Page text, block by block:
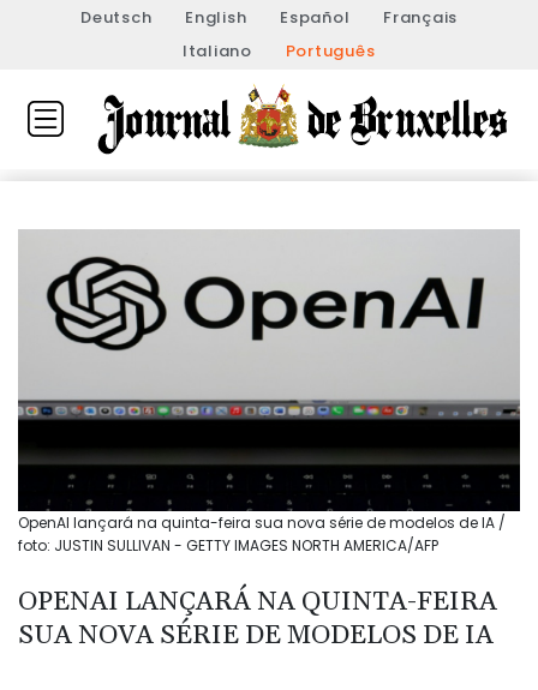
Deutsch English Español
Français
Italiano
Português
OpenAI lançará na quinta-feira sua nova série de modelos de IA /
foto: JUSTIN SULLIVAN - GETTY IMAGES NORTH AMERICA/AFP
OPENAI LANÇARÁ NA QUINTA-FEIRA
SUA NOVA SÉRIE DE MODELOS DE IA